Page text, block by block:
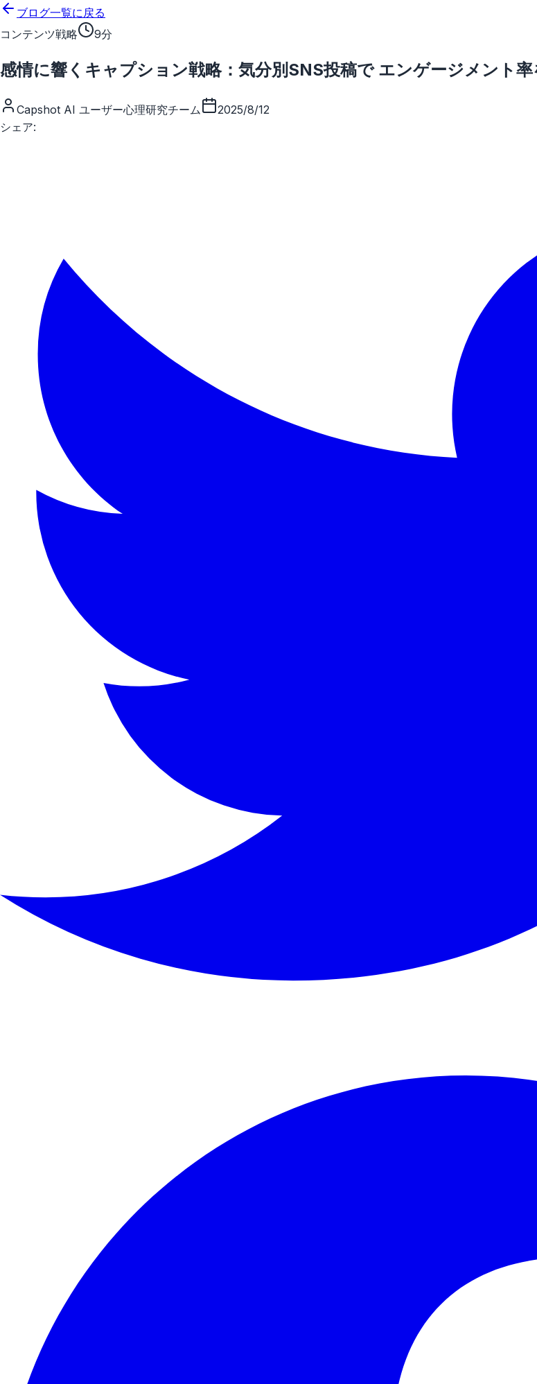
メインコンテンツにスキップ
ブログ一覧に戻る
コンテンツ戦略
9分
感情に響くキャプション戦略：気分別SNS投稿で エンゲージメント
Capshot AI ユーザー心理研究チーム
2025/8/12
シェア: